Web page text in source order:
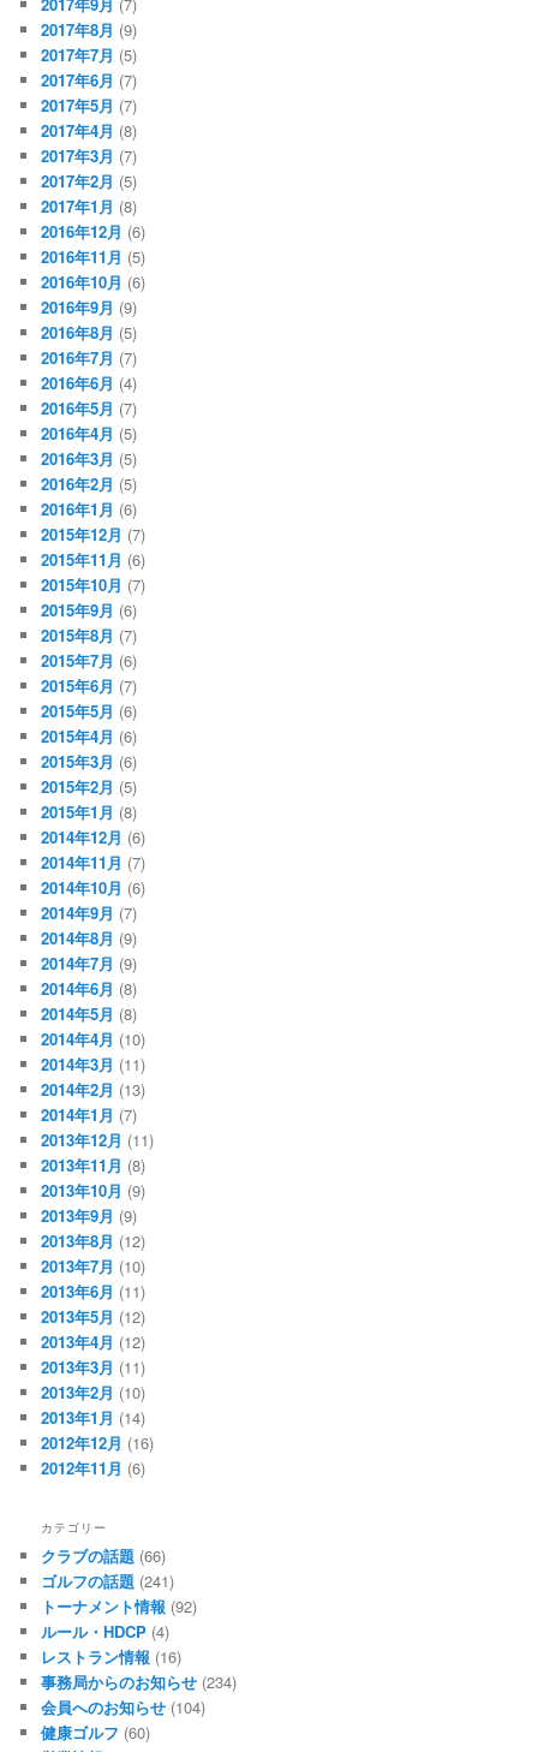
2017年8月 (9)
2017年7月 (5)
2017年6月 (7)
2017年5月 (7)
2017年4月 (8)
2017年3月 (7)
2017年2月 (5)
2017年1月 (8)
2016年12月 (6)
2016年11月 (5)
2016年10月 (6)
2016年9月 (9)
2016年8月 (5)
2016年7月 (7)
2016年6月 (4)
2016年5月 (7)
2016年4月 (5)
2016年3月 (5)
2016年2月 (5)
2016年1月 (6)
2015年12月 (7)
2015年11月 (6)
2015年10月 (7)
2015年9月 (6)
2015年8月 (7)
2015年7月 (6)
2015年6月 (7)
2015年5月 (6)
2015年4月 (6)
2015年3月 (6)
2015年2月 (5)
2015年1月 (8)
2014年12月 (6)
2014年11月 (7)
2014年10月 (6)
2014年9月 (7)
2014年8月 (9)
2014年7月 (9)
2014年6月 (8)
2014年5月 (8)
2014年4月 (10)
2014年3月 (11)
2014年2月 (13)
2014年1月 (7)
2013年12月 (11)
2013年11月 (8)
2013年10月 (9)
2013年9月 (9)
2013年8月 (12)
2013年7月 (10)
2013年6月 (11)
2013年5月 (12)
2013年4月 (12)
2013年3月 (11)
2013年2月 (10)
2013年1月 (14)
2012年12月 (16)
2012年11月 (6)
カテゴリー
クラブの話題 (66)
ゴルフの話題 (241)
トーナメント情報 (92)
ルール・HDCP (4)
レストラン情報 (16)
事務局からのお知らせ (234)
会員へのお知らせ (104)
健康ゴルフ (60)